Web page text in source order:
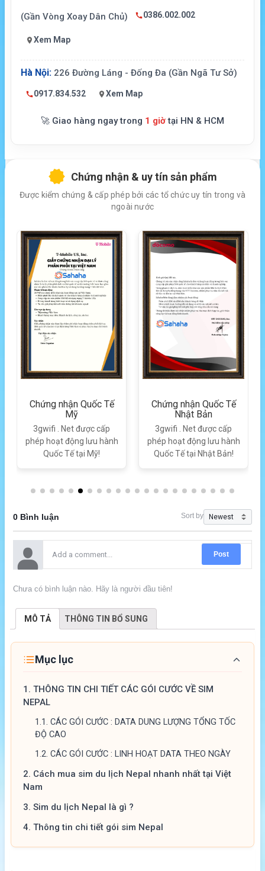
(Gần Vòng Xoay Dân Chủ) 0386.002.002
Xem Map
Hà Nội: 226 Đường Láng - Đống Đa (Gần Ngã Tư Sở)
0917.834.532 Xem Map
🚀 Giao hàng ngay trong 1 giờtại HN & HCM
Chứng nhận & uy tín sản phẩm
Được kiểm chứng & cấp phép bởi các tổ chức uy tín trong và
ngoài nước
Chứng nhận Quốc Tế
Mỹ
3gwifi . Net được cấp
phép hoạt động lưu hành
Quốc Tế tại Mỹ!
Chứng nhận Quốc Tế
Nhật Bản
3gwifi . Net được cấp
phép hoạt động lưu hành
Quốc Tế tại Nhật Bản!
0 Bình luận Sort by
Post
Chưa có bình luận nào. Hãy là người đầu tiên!
MÔ TẢ THÔNG TIN BỔ SUNG
Mục lục
1. THÔNG TIN CHI TIẾT CÁC GÓI CƯỚC VỀ SIM
NEPAL
1.1. CÁC GÓI CƯỚC : DATA DUNG LƯỢNG TỔNG TỐC
ĐỘ CAO
1.2. CÁC GÓI CƯỚC : LINH HOẠT DATA THEO NGÀY
2. Cách mua sim du lịch Nepal nhanh nhất tại Việt
Nam
3. Sim du lịch Nepal là gì ?
4. Thông tin chi tiết gói sim Nepal